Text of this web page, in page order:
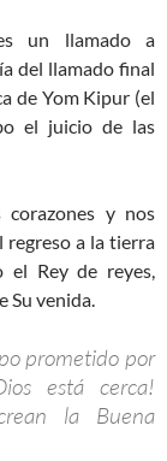
un llamado a
del llamado final
de Yom Kipur (el
el juicio de las
corazones y nos
regreso a la tierra
el Rey de reyes,
Su venida.
prometido por
está cerca!
la Buena